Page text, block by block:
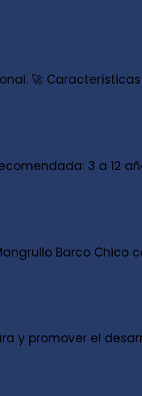
🚀
3 a 12
Barco Chico
y promover el